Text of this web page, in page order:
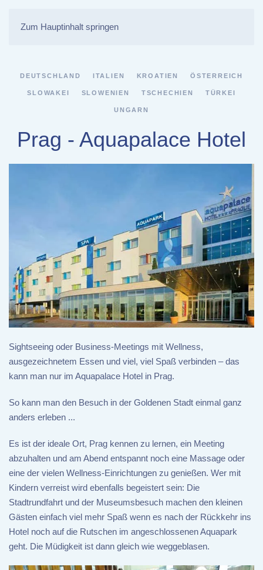
Zum Hauptinhalt springen
DEUTSCHLAND ITALIEN KROATIEN ÖSTERREICH
SLOWAKEI SLOWENIEN TSCHECHIEN TÜRKEI
UNGARN
Prag - Aquapalace Hotel
Sightseeing oder Business-Meetings mit Wellness,
ausgezeichnetem Essen und viel, viel Spaß verbinden – das
kann man nur im Aquapalace Hotel in Prag.
So kann man den Besuch in der Goldenen Stadt einmal ganz
anders erleben ...
Es ist der ideale Ort, Prag kennen zu lernen, ein Meeting
abzuhalten und am Abend entspannt noch eine Massage oder
eine der vielen Wellness-Einrichtungen zu genießen. Wer mit
Kindern verreist wird ebenfalls begeistert sein: Die
Stadtrundfahrt und der Museumsbesuch machen den kleinen
Gästen einfach viel mehr Spaß wenn es nach der Rückkehr ins
Hotel noch auf die Rutschen im angeschlossenen Aquapark
geht. Die Müdigkeit ist dann gleich wie weggeblasen.